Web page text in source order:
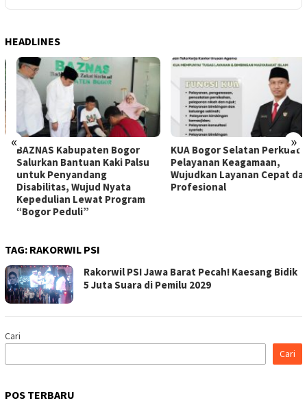
HEADLINES
« »
BAZNAS Kabupaten Bogor
Salurkan Bantuan Kaki Palsu
untuk Penyandang
Disabilitas, Wujud Nyata
Kepedulian Lewat Program
“Bogor Peduli”
KUA Bogor Selatan Perkuat
Pelayanan Keagamaan,
Wujudkan Layanan Cepat dan
Profesional
TAG: RAKORWIL PSI
Rakorwil PSI Jawa Barat Pecah! Kaesang Bidik
5 Juta Suara di Pemilu 2029
Cari
Cari
POS TERBARU